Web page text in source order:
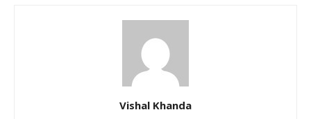
Vishal Khanda